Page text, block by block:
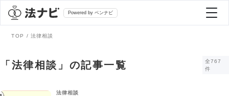
Powered by ベンナビ
全て
弁護士を探す
TOP 法律相談
「法律相談」の記事一覧
全767
件
法律相談